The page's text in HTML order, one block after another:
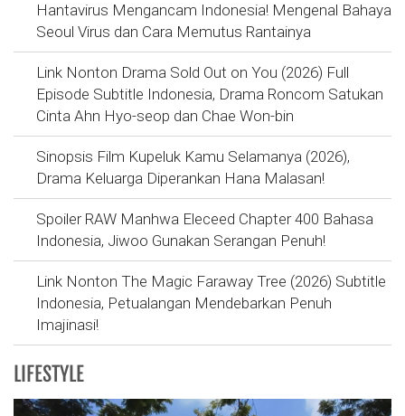
Hantavirus Mengancam Indonesia! Mengenal Bahaya
Seoul Virus dan Cara Memutus Rantainya
Link Nonton Drama Sold Out on You (2026) Full
Episode Subtitle Indonesia, Drama Roncom Satukan
Cinta Ahn Hyo-seop dan Chae Won-bin
Sinopsis Film Kupeluk Kamu Selamanya (2026),
Drama Keluarga Diperankan Hana Malasan!
Spoiler RAW Manhwa Eleceed Chapter 400 Bahasa
Indonesia, Jiwoo Gunakan Serangan Penuh!
Link Nonton The Magic Faraway Tree (2026) Subtitle
Indonesia, Petualangan Mendebarkan Penuh
Imajinasi!
LIFESTYLE